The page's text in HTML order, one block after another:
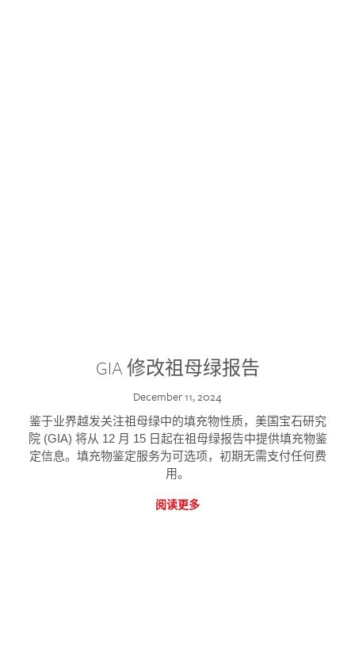
GIA 修改祖母绿报告
December 11, 2024
鉴于业界越发关注祖母绿中的填充物性质，美国宝石研究
院 (GIA) 将从 12 月 15 日起在祖母绿报告中提供填充物鉴
定信息。填充物鉴定服务为可选项，初期无需支付任何费
用。
阅读更多